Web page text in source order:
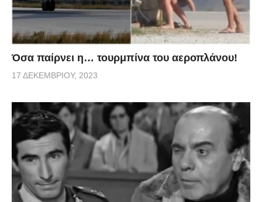
Όσα παίρνει η… τουρμπίνα του αεροπλάνου!
17 ΔΕΚΕΜΒΡΊΟΥ, 2023